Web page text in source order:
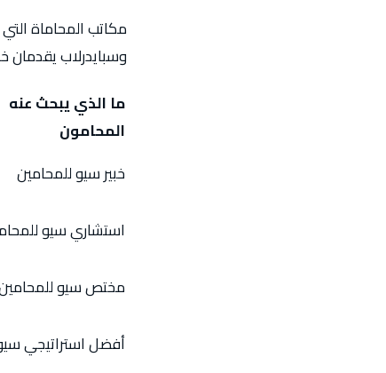
مكاتب المحاماة
وسبايدرلاب يقدمان
ما الذي يبحث عنه
المحامون
خبير سيو للمحامين
استشاري سيو
مختص سيو
أفضل استراتيجي